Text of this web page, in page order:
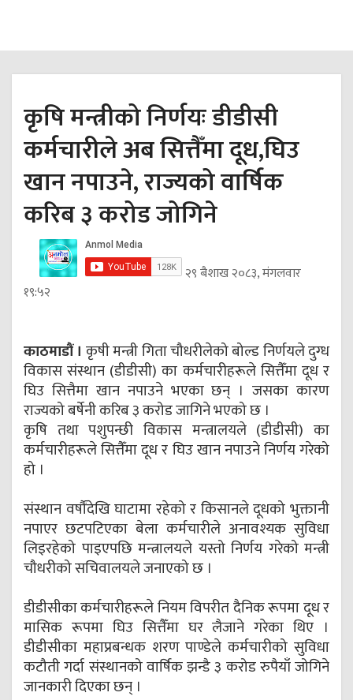
कृषि मन्त्रीको निर्णयः डीडीसी
कर्मचारीले अब सित्तैँमा दूध,घिउ
खान नपाउने, राज्यको वार्षिक
करिब ३ करोड जोगिने
२९ बैशाख २०८३, मंगलवार
१९:५२
काठमाडौं । कृषी मन्त्री गिता चौधरीलेको बोल्ड निर्णयले दुग्ध
विकास संस्थान (डीडीसी) का कर्मचारीहरूले सित्तैँमा दूध र
घिउ सित्तैमा खान नपाउने भएका छन् । जसका कारण
राज्यको बर्षेनी करिब ३ करोड जागिने भएको छ ।
कृषि तथा पशुपन्छी विकास मन्त्रालयले (डीडीसी) का
कर्मचारीहरूले सित्तैँमा दूध र घिउ खान नपाउने निर्णय गरेको
हो ।
संस्थान वर्षौंदेखि घाटामा रहेको र किसानले दूधको भुक्तानी
नपाएर छटपटिएका बेला कर्मचारीले अनावश्यक सुविधा
लिइरहेको पाइएपछि मन्त्रालयले यस्तो निर्णय गरेको मन्त्री
चौधरीको सचिवालयले जनाएको छ ।
डीडीसीका कर्मचारीहरूले नियम विपरीत दैनिक रूपमा दूध र
मासिक रूपमा घिउ सित्तैँमा घर लैजाने गरेका थिए ।
डीडीसीका महाप्रबन्धक शरण पाण्डेले कर्मचारीको सुविधा
कटौती गर्दा संस्थानको वार्षिक झन्डै ३ करोड रुपैयाँ जोगिने
जानकारी दिएका छन् ।